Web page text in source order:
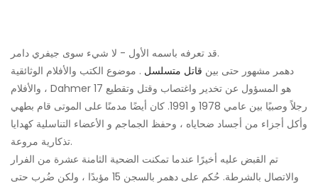
قد تعرفه باسمه الأول - لا شيء سوى جيفري دامر.
دهمر مشهور حتى بين قاتل متسلسل . موضوع الكتب والأفلام الوثائقية
والأفلام ، Dahmer هو المسؤول عن تخدير واغتصاب وقتل وتقطيع 17
رجلاً وصبيًا بين عامي 1978 و 1991. كان أيضًا مدمنًا على الموتى قام بطهي
وأكل أجزاء من أجساد ضحاياه ، وحفظ الجماجم و الأعضاء التناسلية كهدايا
تذكارية مروعة.
تم القبض عليه أخيرًا عندما تمكنت الضحية الثامنة عشرة من الفرار
والاتصال بالشرطة. حُكم على دهمر بالسجن 15 مؤبدًا ، ولكن ضُرب حتى